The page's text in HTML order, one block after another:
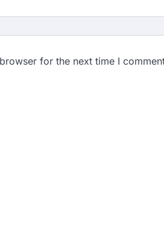
for the next time I